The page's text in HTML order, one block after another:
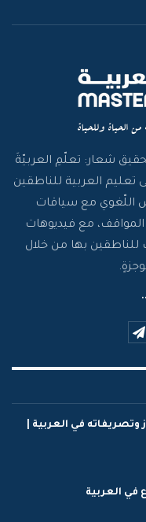
شعار: تعلّمِ العربيّةَ
تعليم العربية للناطقين
اللّغوي مع سياقات
مع فيديوهات
بها من خلال
في العربية |
العربية